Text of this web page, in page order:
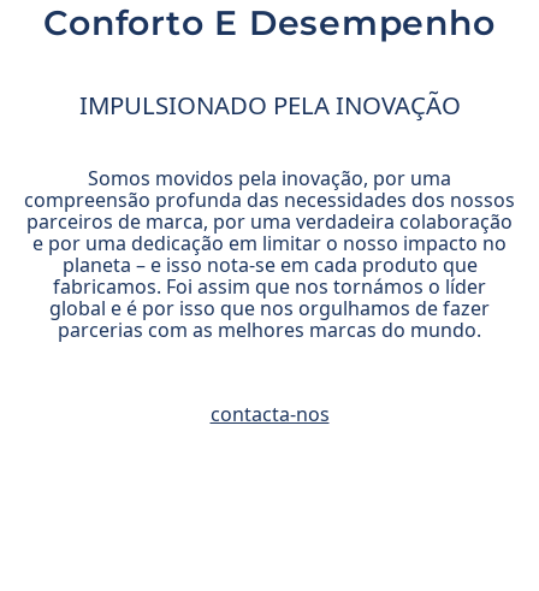
Conforto E Desempenho
IMPULSIONADO PELA INOVAÇÃO
Somos movidos pela inovação, por uma
compreensão profunda das necessidades dos nossos
parceiros de marca, por uma verdadeira colaboração
e por uma dedicação em limitar o nosso impacto no
planeta – e isso nota-se em cada produto que
fabricamos. Foi assim que nos tornámos o líder
global e é por isso que nos orgulhamos de fazer
parcerias com as melhores marcas do mundo.
contacta-nos